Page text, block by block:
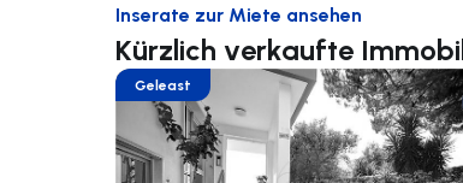
Inserate zur Miete ansehen
Kürzlich verkaufte
Geleast